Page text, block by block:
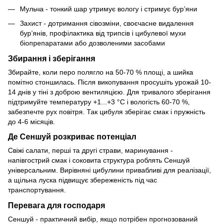
Мульча - тонкий шар утримує вологу і стримує бур’яни
Захист - дотримання сівозміни, своєчасне видалення
бур’янів, профілактика від трипсів і цибулевої мухи
біопрепаратами або дозволеними засобами
Збирання і зберігання
Збирайте, коли перо полягло на 50-70 % площі, а шийка
помітно стоншилась. Після викопування просушіть урожай 10-
14 днів у тіні з доброю вентиляцією. Для тривалого зберігання
підтримуйте температуру +1...+3 °C і вологість 60-70 %,
забезпечте рух повітря. Так цибуля зберігає смак і пружність
до 4-6 місяців.
Де Сеншуй розкриває потенціал
Свіжі салати, перші та другі страви, маринування -
напівгострий смак і соковита структура роблять Сеншуй
універсальним. Вирівняні цибулини привабливі для реалізації,
а щільна луска підвищує збереженість під час
транспортування.
Перевага для господаря
Сеншуй - практичний вибір, якщо потрібен прогнозований